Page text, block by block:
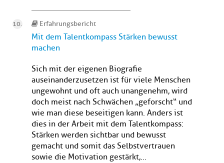
Erfahrungsbericht
Mit dem Talentkompass Stärken bewusst
machen
Sich mit der eigenen Biografie
auseinanderzusetzen ist für viele Menschen
ungewohnt und oft auch unangenehm, wird
doch meist nach Schwächen „geforscht“ und
wie man diese beseitigen kann. Anders ist
dies in der Arbeit mit dem Talentkompass:
Stärken werden sichtbar und bewusst
gemacht und somit das Selbstvertrauen
sowie die Motivation gestärkt,...